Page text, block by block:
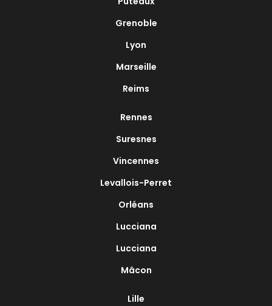
Grenoble
Lyon
Marseille
Reims
Rennes
Suresnes
Vincennes
Levallois-Perret
Orléans
Lucciana
Lucciana
Mâcon
Lille